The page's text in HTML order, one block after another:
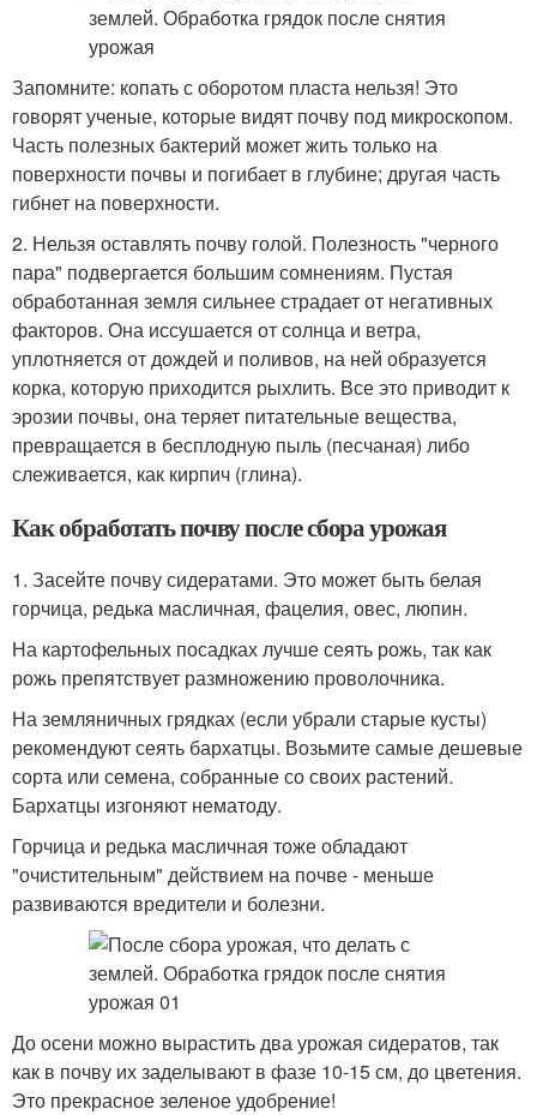
Запомните: копать с оборотом пласта нельзя! Это
говорят ученые, которые видят почву под микроскопом.
Часть полезных бактерий может жить только на
поверхности почвы и погибает в глубине; другая часть
гибнет на поверхности.
2. Нельзя оставлять почву голой. Полезность "черного
пара" подвергается большим сомнениям. Пустая
обработанная земля сильнее страдает от негативных
факторов. Она иссушается от солнца и ветра,
уплотняется от дождей и поливов, на ней образуется
корка, которую приходится рыхлить. Все это приводит к
эрозии почвы, она теряет питательные вещества,
превращается в бесплодную пыль (песчаная) либо
слеживается, как кирпич (глина).
Как обработать почву после сбора урожая
1. Засейте почву сидератами. Это может быть белая
горчица, редька масличная, фацелия, овес, люпин.
На картофельных посадках лучше сеять рожь, так как
рожь препятствует размножению проволочника.
На земляничных грядках (если убрали старые кусты)
рекомендуют сеять бархатцы. Возьмите самые дешевые
сорта или семена, собранные со своих растений.
Бархатцы изгоняют нематоду.
Горчица и редька масличная тоже обладают
"очистительным" действием на почве - меньше
развиваются вредители и болезни.
До осени можно вырастить два урожая сидератов, так
как в почву их заделывают в фазе 10-15 см, до цветения.
Это прекрасное зеленое удобрение!